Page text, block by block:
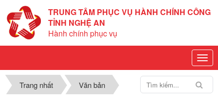
TRUNG TÂM PHỤC VỤ HÀNH CHÍNH CÔNG
TỈNH NGHỆ AN
Hành chính phục vụ
Trang nhất Văn bản